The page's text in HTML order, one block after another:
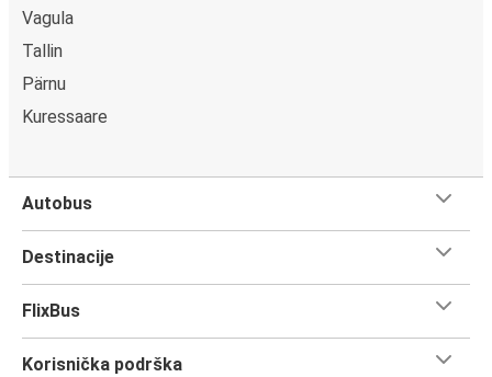
Vagula
Tallin
Pärnu
Kuressaare
Autobus
Destinacije
FlixBus
Korisnička podrška